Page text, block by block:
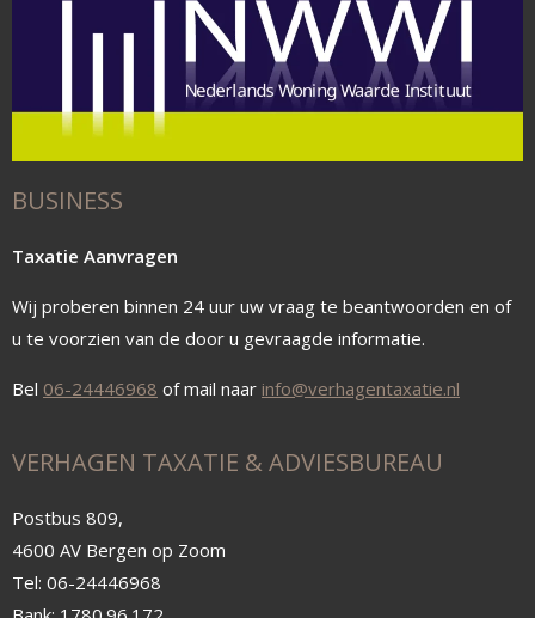
BUSINESS
Taxatie Aanvragen
Wij proberen binnen 24 uur uw vraag te beantwoorden en of
u te voorzien van de door u gevraagde informatie.
Bel 06-24446968 of mail naar info@verhagentaxatie.nl
VERHAGEN TAXATIE & ADVIESBUREAU
Postbus 809,
4600 AV Bergen op Zoom
Tel: 06-24446968